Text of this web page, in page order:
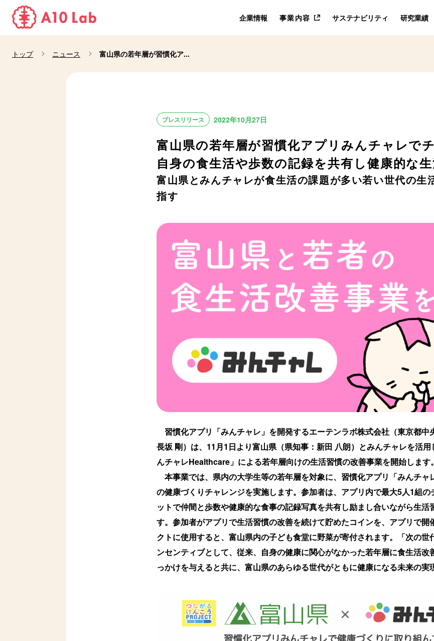
企業情報 事業内容 サステナビリティ 研究業績
トップ ニュース 富山県の若年層が習慣化ア...
プレスリリース 2022年10月27日
富山県の若年層が習慣化アプリみんチャレで
自身の食生活や歩数の記録を共有し健康的な
富山県とみんチャレが食生活の課題が多い若い世代の生
指す
習慣化アプリ「みんチャレ」を開発するエーテンラボ株式会社（東京都中
長坂 剛）は、11月1日より富山県（県知事：新田 八朗）とみんチャレを活
んチャレHealthcare」による若年層向けの生活習慣の改善事業を開始します。
本事業では、県内の大学生等の若年層を対象に、習慣化アプリ「みんチャ
の健康づくりチャレンジを実施します。参加者は、アプリ内で最大5人1組の
ットで仲間と歩数や健康的な食事の記録写真を共有し励まし合いながら生活
す。参加者がアプリで生活習慣の改善を続けて貯めたコインを、アプリで開
クトに使用すると、富山県内の子ども食堂に野菜が寄付されます。「次の世
ンセンティブとして、従来、自身の健康に関心がなかった若年層に食生活改
っかけを与えると共に、富山県のあらゆる世代がともに健康になる未来の実